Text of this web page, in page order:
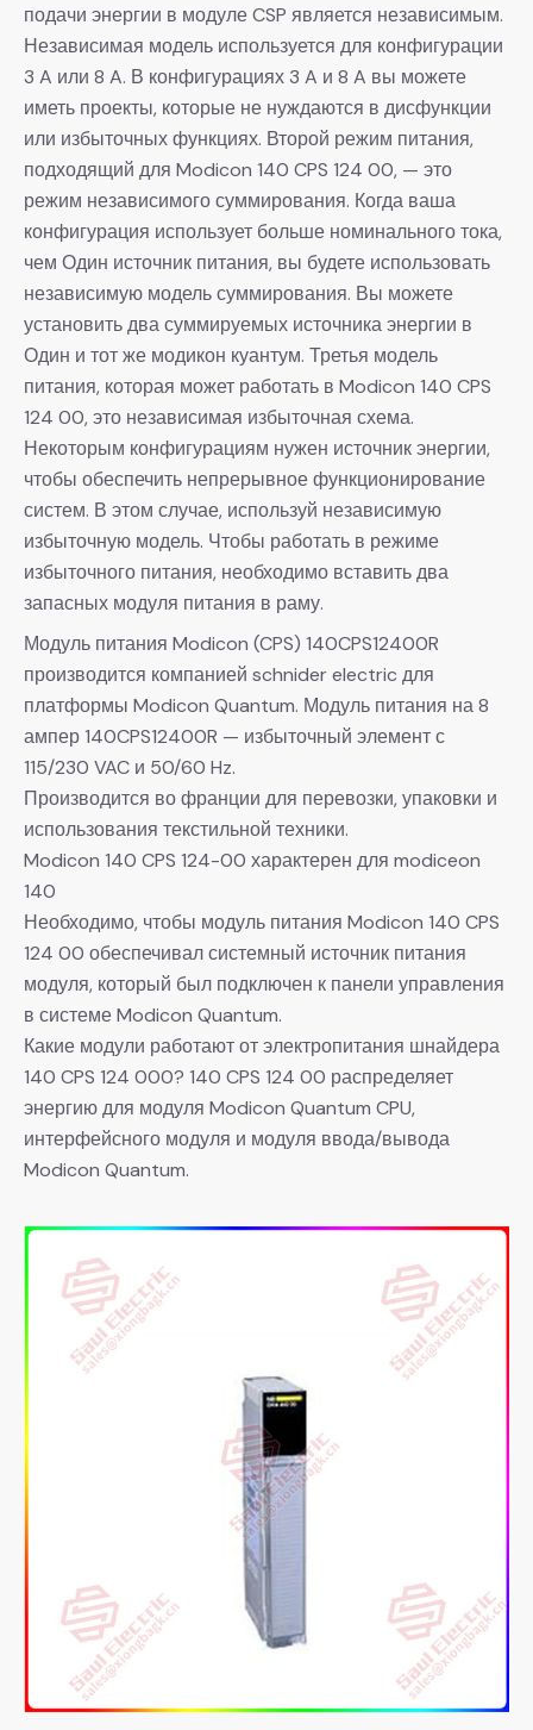
подачи энергии в модуле CSP является независимым.
Независимая модель используется для конфигурации
3 A или 8 A. В конфигурациях 3 A и 8 A вы можете
иметь проекты, которые не нуждаются в дисфункции
или избыточных функциях. Второй режим питания,
подходящий для Modicon 140 CPS 124 00, — это
режим независимого суммирования. Когда ваша
конфигурация использует больше номинального тока,
чем Один источник питания, вы будете использовать
независимую модель суммирования. Вы можете
установить два суммируемых источника энергии в
Один и тот же модикон куантум. Третья модель
питания, которая может работать в Modicon 140 CPS
124 00, это независимая избыточная схема.
Некоторым конфигурациям нужен источник энергии,
чтобы обеспечить непрерывное функционирование
систем. В этом случае, используй независимую
избыточную модель. Чтобы работать в режиме
избыточного питания, необходимо вставить два
запасных модуля питания в раму.
Модуль питания Modicon (CPS) 140CPS12400R
производится компанией schnider electric для
платформы Modicon Quantum. Модуль питания на 8
ампер 140CPS12400R — избыточный элемент с
115/230 VAC и 50/60 Hz.
Производится во франции для перевозки, упаковки и
использования текстильной техники.
Modicon 140 CPS 124-00 характерен для modiceon
140
Необходимо, чтобы модуль питания Modicon 140 CPS
124 00 обеспечивал системный источник питания
модуля, который был подключен к панели управления
в системе Modicon Quantum.
Какие модули работают от электропитания шнайдера
140 CPS 124 000? 140 CPS 124 00 распределяет
энергию для модуля Modicon Quantum CPU,
интерфейсного модуля и модуля ввода/вывода
Modicon Quantum.